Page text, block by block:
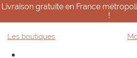
Livraison gratuite en France
!
Les boutiques